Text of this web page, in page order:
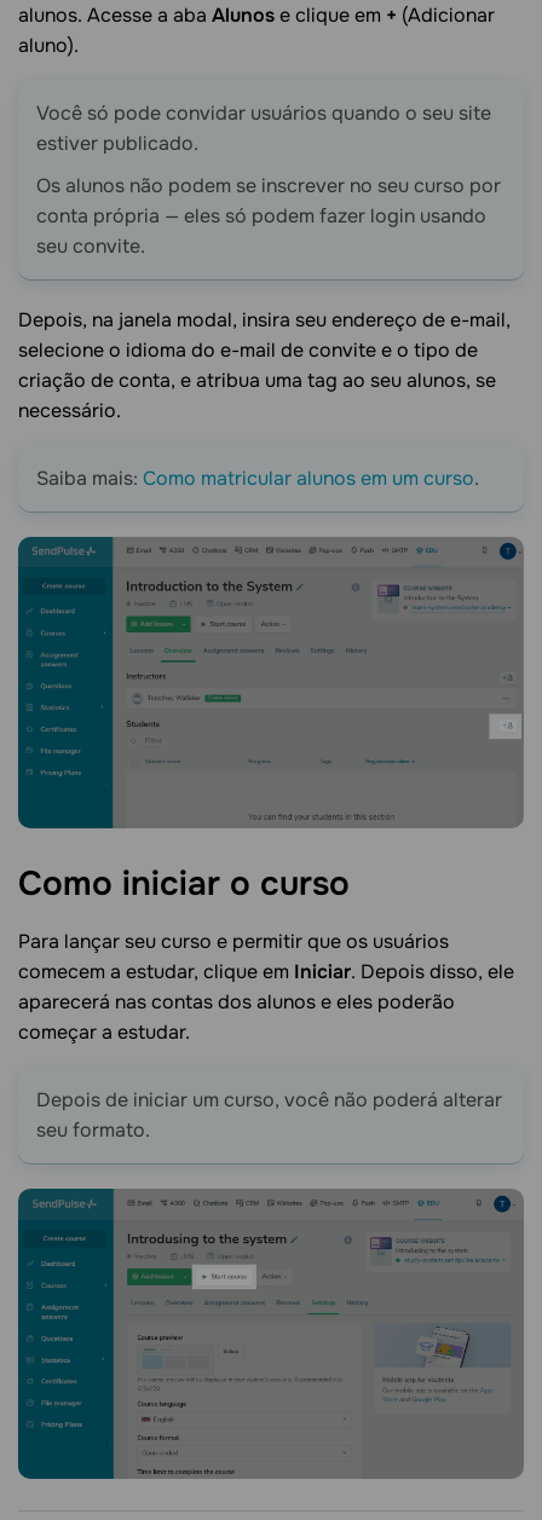
alunos. Acesse a aba Alunose clique em + (Adicionar
aluno).
Você só pode convidar usuários quando o seu site
estiver publicado.
Os alunos não podem se inscrever no seu curso por
conta própria — eles só podem fazer login usando
seu convite.
Depois, na janela modal, insira seu endereço de e-mail,
selecione o idioma do e-mail de convite e o tipo de
criação de conta, e atribua uma tag ao seu alunos, se
necessário.
Saiba mais: Como matricular alunos em um curso.
Como iniciar o curso
Para lançar seu curso e permitir que os usuários
comecem a estudar, clique em Iniciar. Depois disso, ele
aparecerá nas contas dos alunos e eles poderão
começar a estudar.
Depois de iniciar um curso, você não poderá alterar
seu formato.